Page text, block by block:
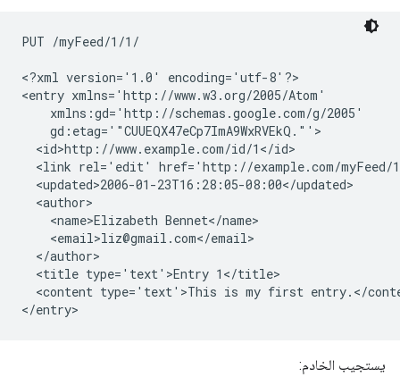
PUT /myFeed/1/1/
<?xml version='1.0' encoding='utf-8'?>
<entry xmlns='http://www.w3.org/2005/Atom'
    xmlns:gd='http://schemas.google.com/g/2005'
    gd:etag='"CUUEQX47eCp7ImA9WxRVEkQ."'>
  <id>http://www.example.com/id/1</id>
<link rel='edit' href='http://example.com/myFeed/
  <updated>2006-01-23T16:28:05-08:00</updated>
  <author>
    <name>Elizabeth Bennet</name>
    <email>liz@gmail.com</email>
  </author>
  <title type='text'>Entry 1</title>
<content type='text'>This is my first entry.</
يستجيب الخادم: